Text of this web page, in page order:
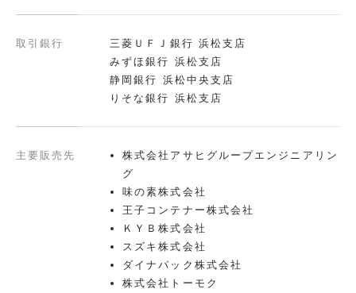
取引銀行
三菱ＵＦＪ銀行 浜松支店
みずほ銀行 浜松支店
静岡銀行 浜松中央支店
りそな銀行 浜松支店
主要販売先
株式会社アサヒグループエンジニアリン
グ
味の素株式会社
王子コンテナー株式会社
ＫＹＢ株式会社
スズキ株式会社
ダイナパック株式会社
株式会社トーモク